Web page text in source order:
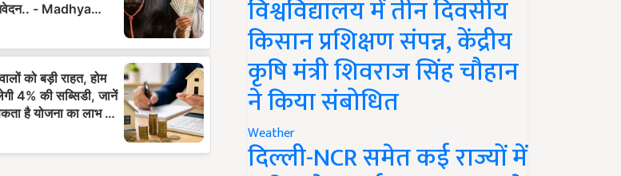
विश्वविद्यालय में तीन दिवसीय
किसान प्रशिक्षण संपन्न, केंद्रीय
कृषि मंत्री शिवराज सिंह चौहान
ने किया संबोधित
Weather
दिल्ली-NCR समेत कई राज्यों में